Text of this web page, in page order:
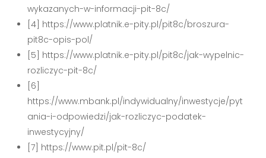
wykazanych-w-informacji-pit-8c/
[4] https://www.platnik.e-pity.pl/pit8c/broszura-
pit8c-opis-pol/
[5] https://www.platnik.e-pity.pl/pit8c/jak-wypelnic-
rozliczyc-pit-8c/
[6]
https://www.mbank.pl/indywidualny/inwestycje/pyt
ania-i-odpowiedzi/jak-rozliczyc-podatek-
inwestycyjny/
[7] https://www.pit.pl/pit-8c/